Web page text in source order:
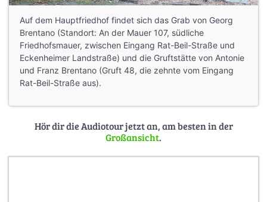
Auf dem Hauptfriedhof findet sich das Grab von Georg
Brentano (Standort: An der Mauer 107, südliche
Friedhofsmauer, zwischen Eingang Rat-Beil-Straße und
Eckenheimer Landstraße) und die Gruftstätte von Antonie
und Franz Brentano (Gruft 48, die zehnte vom Eingang
Rat-Beil-Straße aus).
Hör dir die Audiotour jetzt an, am besten in der
Großansicht.